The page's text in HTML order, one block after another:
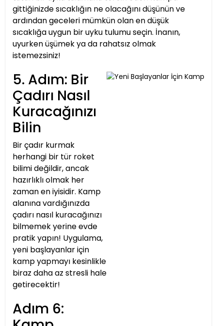
gittiğinizde sıcaklığın ne olacağını düşünün ve
ardından geceleri mümkün olan en düşük
sıcaklığa uygun bir uyku tulumu seçin. İnanın,
uyurken üşümek ya da rahatsız olmak
istemezsiniz!
5. Adım: Bir
Çadırı Nasıl
Kuracağınızı
Bilin
Bir çadır kurmak
herhangi bir tür roket
bilimi değildir, ancak
hazırlıklı olmak her
zaman en iyisidir. Kamp
alanına vardığınızda
çadırı nasıl kuracağınızı
bilmemek yerine evde
pratik yapın! Uygulama,
yeni başlayanlar için
kamp yapmayı kesinlikle
biraz daha az stresli hale
getirecektir!
Adım 6: